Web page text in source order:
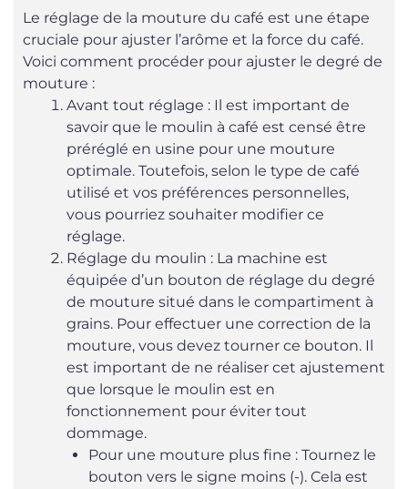
Le réglage de la mouture du café est une étape
cruciale pour ajuster l’arôme et la force du café.
Voici comment procéder pour ajuster le degré de
mouture :
Avant tout réglage : Il est important de
savoir que le moulin à café est censé être
préréglé en usine pour une mouture
optimale. Toutefois, selon le type de café
utilisé et vos préférences personnelles,
vous pourriez souhaiter modifier ce
réglage.
Réglage du moulin : La machine est
équipée d’un bouton de réglage du degré
de mouture situé dans le compartiment à
grains. Pour effectuer une correction de la
mouture, vous devez tourner ce bouton. Il
est important de ne réaliser cet ajustement
que lorsque le moulin est en
fonctionnement pour éviter tout
dommage.
Pour une mouture plus fine : Tournez le
bouton vers le signe moins (-). Cela est